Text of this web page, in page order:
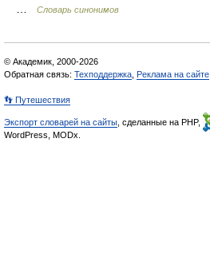
Словарь синонимов
© Академик, 2000-2026
Обратная связь: Техподдержка Реклама на сайте
👣 Путешествия
Экспорт словарей на сайты , сделанные на PHP,
WordPress, MODx.